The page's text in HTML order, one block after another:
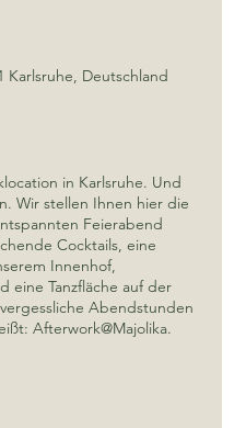
Karlsruhe, Deutschland
in Karlsruhe. Und
Wir stellen Ihnen hier die
Feierabend
Cocktails, eine
Innenhof,
eine Tanzfläche auf der
Abendstunden
Afterwork@Majolika.